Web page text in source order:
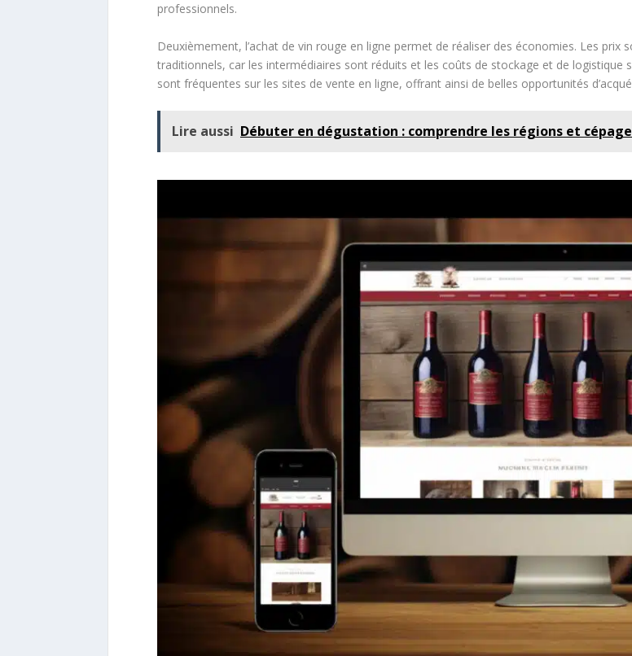
professionnels.
Deuxièmement, l’achat de vin rouge en ligne permet de réaliser des économies. Les
traditionnels, car les intermédiaires sont réduits et les coûts de stockage et de
sont fréquentes sur les sites de vente en ligne, offrant ainsi de belles opportunités
Lire aussi Débuter en dégustation : comprendre les régions et